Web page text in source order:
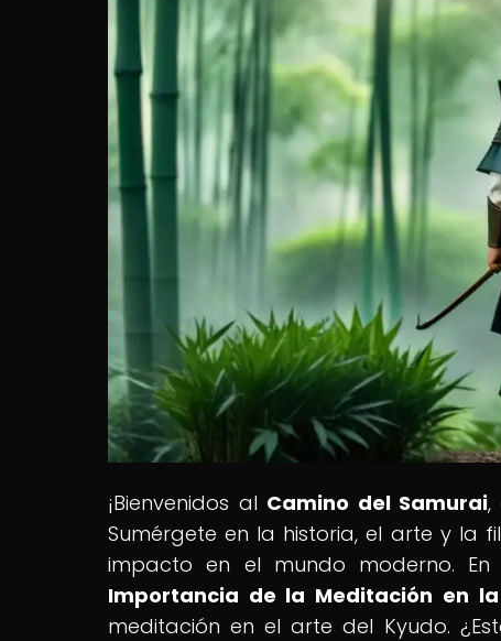
¡Bienvenidos al Camino del Samurai,
Sumérgete en la historia, el arte y la
impacto en el mundo moderno.
Importancia de la Meditación en
meditación en el arte del Kyudo.